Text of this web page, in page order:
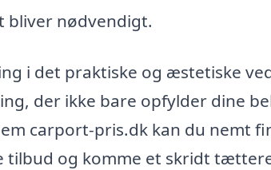
bliver nødvendigt.
i det praktiske og æstetiske
der ikke bare opfylder dine
carport-pris.dk kan du nemt
tilbud og komme et skridt